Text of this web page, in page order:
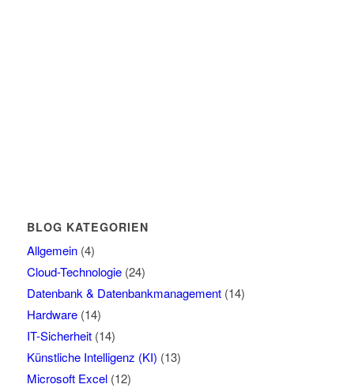
BLOG KATEGORIEN
Allgemein(4)
Cloud-Technologie(24)
Datenbank & Datenbankmanagement(14)
Hardware(14)
IT-Sicherheit(14)
Künstliche Intelligenz (KI) (13)
Microsoft Excel(12)